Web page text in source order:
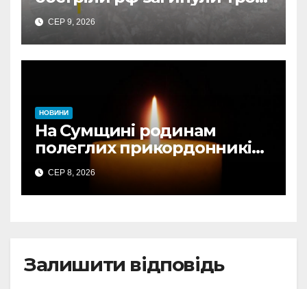
людей, є поранені: понад
80 ударів по 22 громадах
СЕР 9, 2026
НОВИНИ
На Сумщині родинам
полеглих прикордонників
передали державні
нагороди та відомчі
відзнаки
СЕР 8, 2026
Залишити відповідь